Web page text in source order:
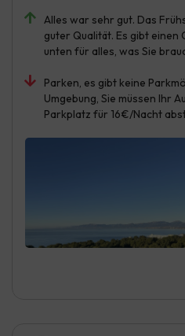
Alles war sehr gut. Das
guter Qualität. Es gibt
unten für alles, was Sie
Parken, es gibt keine
Umgebung, Sie müssen Ihr
Parkplatz für 16€/Nacht